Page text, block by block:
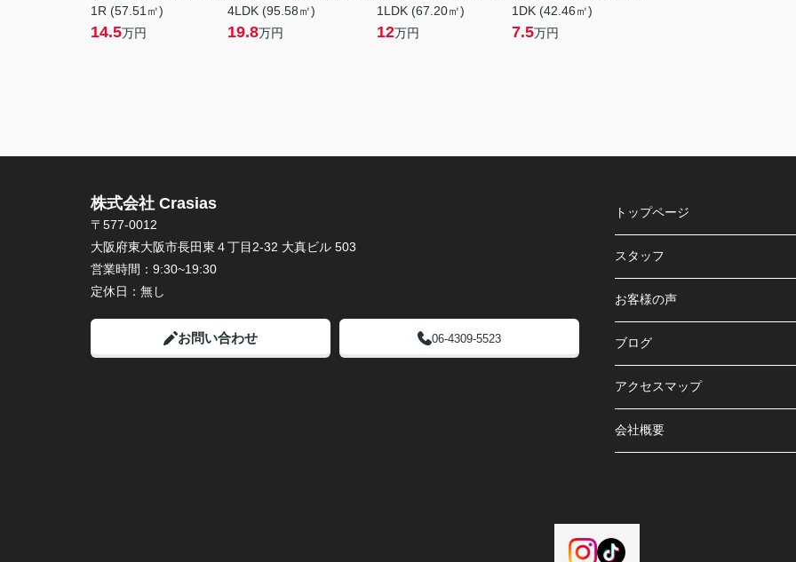
1R (57.51㎡)
14.5万円
4LDK (95.58㎡)
19.8万円
1LDK (67.20㎡)
12万円
1DK (42.46㎡)
7.5万円
株式会社 Crasias
〒577-0012
大阪府東大阪市長田東４丁目2-32 大真ビル 503
営業時間： 9:30~19:30
定休日： 無し
お問い合わせ 06-4309-5523
トップページ
スタッフ
お客様の声
ブログ
アクセスマップ
会社概要